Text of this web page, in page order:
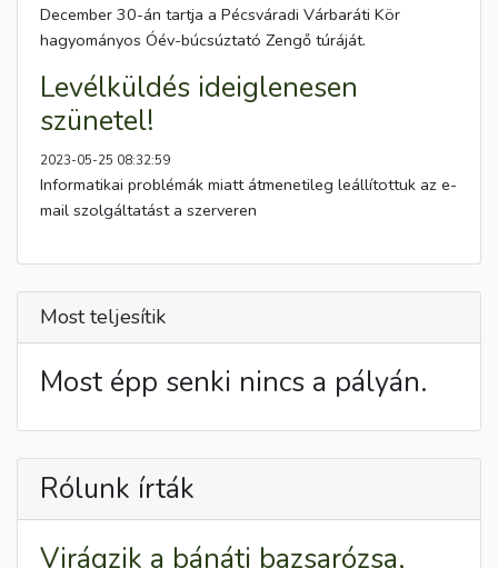
December 30-án tartja a Pécsváradi Várbaráti Kör
hagyományos Óév-búcsúztató Zengő túráját.
Levélküldés ideiglenesen
szünetel!
2023-05-25 08:32:59
Informatikai problémák miatt átmenetileg leállítottuk az e-
mail szolgáltatást a szerveren
Most teljesítik
Most épp senki nincs a pályán.
Rólunk írták
Virágzik a bánáti bazsarózsa,